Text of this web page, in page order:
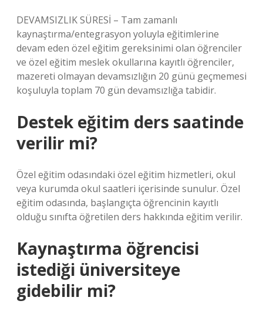
DEVAMSIZLIK SÜRESİ – Tam zamanlı
kaynaştırma/entegrasyon yoluyla eğitimlerine
devam eden özel eğitim gereksinimi olan öğrenciler
ve özel eğitim meslek okullarına kayıtlı öğrenciler,
mazereti olmayan devamsızlığın 20 günü geçmemesi
koşuluyla toplam 70 gün devamsızlığa tabidir.
Destek eğitim ders saatinde
verilir mi?
Özel eğitim odasındaki özel eğitim hizmetleri, okul
veya kurumda okul saatleri içerisinde sunulur. Özel
eğitim odasında, başlangıçta öğrencinin kayıtlı
olduğu sınıfta öğretilen ders hakkında eğitim verilir.
Kaynaştırma öğrencisi
istediği üniversiteye
gidebilir mi?